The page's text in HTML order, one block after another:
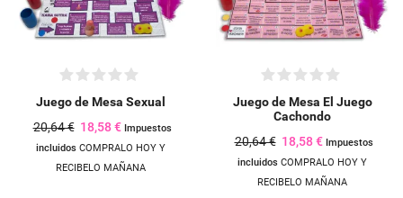
Juego de Mesa Sexual
20,64 € 18,58 € Impuestos
incluidos COMPRALO HOY Y
RECIBELO MAÑANA
Juego de Mesa El Juego
Cachondo
20,64 € 18,58 € Impuestos
incluidos COMPRALO HOY Y
RECIBELO MAÑANA